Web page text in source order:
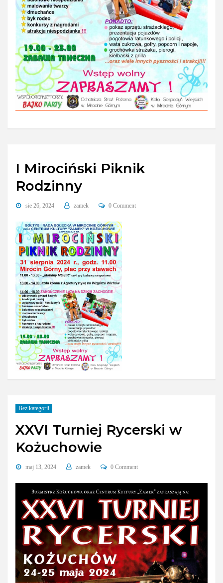
I Mirociński Piknik
Rodzinny
sie 26, 2024 zamek 0 Comment
Bez kategorii
XXVI Turniej Rycerski w
Kożuchowie
maj 13, 2024 zamek 0 Comment